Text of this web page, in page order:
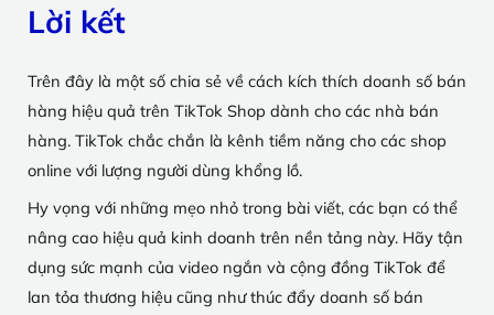
Lời kết
Trên đây là một số chia sẻ về cách kích thích doanh số bán
hàng hiệu quả trên TikTok Shop dành cho các nhà bán
hàng. TikTok chắc chắn là kênh tiềm năng cho các shop
online với lượng người dùng khổng lồ.
Hy vọng với những mẹo nhỏ trong bài viết, các bạn có thể
nâng cao hiệu quả kinh doanh trên nền tảng này. Hãy tận
dụng sức mạnh của video ngắn và cộng đồng TikTok để
lan tỏa thương hiệu cũng như thúc đẩy doanh số bán